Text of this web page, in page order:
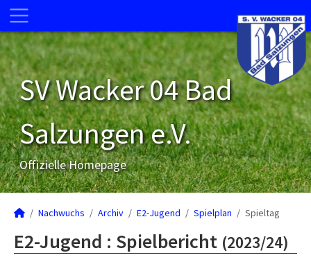
SV Wacker 04 Bad
Salzungen e.V.
Offizielle Homepage
Nachwuchs Archiv E2-Jugend Spielplan Spieltag
E2-Jugend : Spielbericht (2023/24)